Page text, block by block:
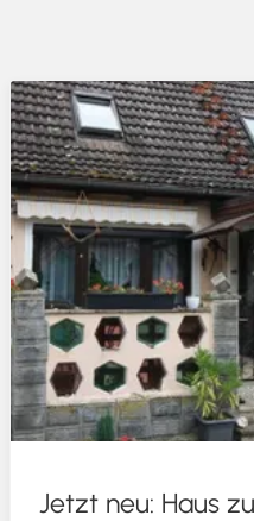
Jetzt neu: Haus